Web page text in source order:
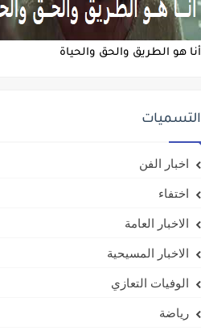
أنا هو الطريق والحق والحياة
التسميات
اخبار الفن
اختفاء
الاخبار العامة
الاخبار المسيحية
الوفيات التعازي
رياضة